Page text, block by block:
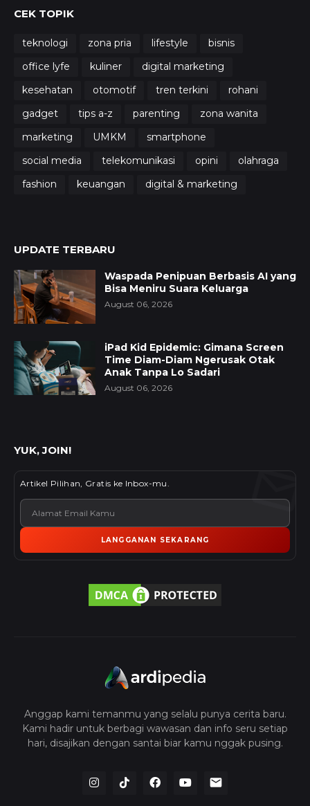
CEK TOPIK
teknologi zona pria lifestyle
bisnis
office lyfe
kuliner
digital marketing
kesehatan
otomotif tren terkini
rohani
gadget
tips a-z parenting
zona wanita
marketing
UMKM
smartphone
social media
telekomunikasi opini
olahraga
fashion
keuangan digital & marketing
UPDATE TERBARU
Waspada Penipuan Berbasis AI yang
Bisa Meniru Suara Keluarga
August 06, 2026
iPad Kid Epidemic: Gimana Screen
Time Diam-Diam Ngerusak Otak
Anak Tanpa Lo Sadari
August 06, 2026
YUK, JOIN!
Artikel Pilihan, Gratis ke Inbox-mu.
LANGGANAN SEKARANG
Anggap kami temanmu yang selalu punya cerita baru.
Kami hadir untuk berbagi wawasan dan info seru setiap
hari, disajikan dengan santai biar kamu nggak pusing.